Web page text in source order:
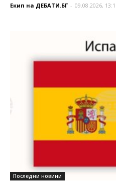
Екип на ДЕБАТИ.БГ - 09.08.2026,
Последни новини